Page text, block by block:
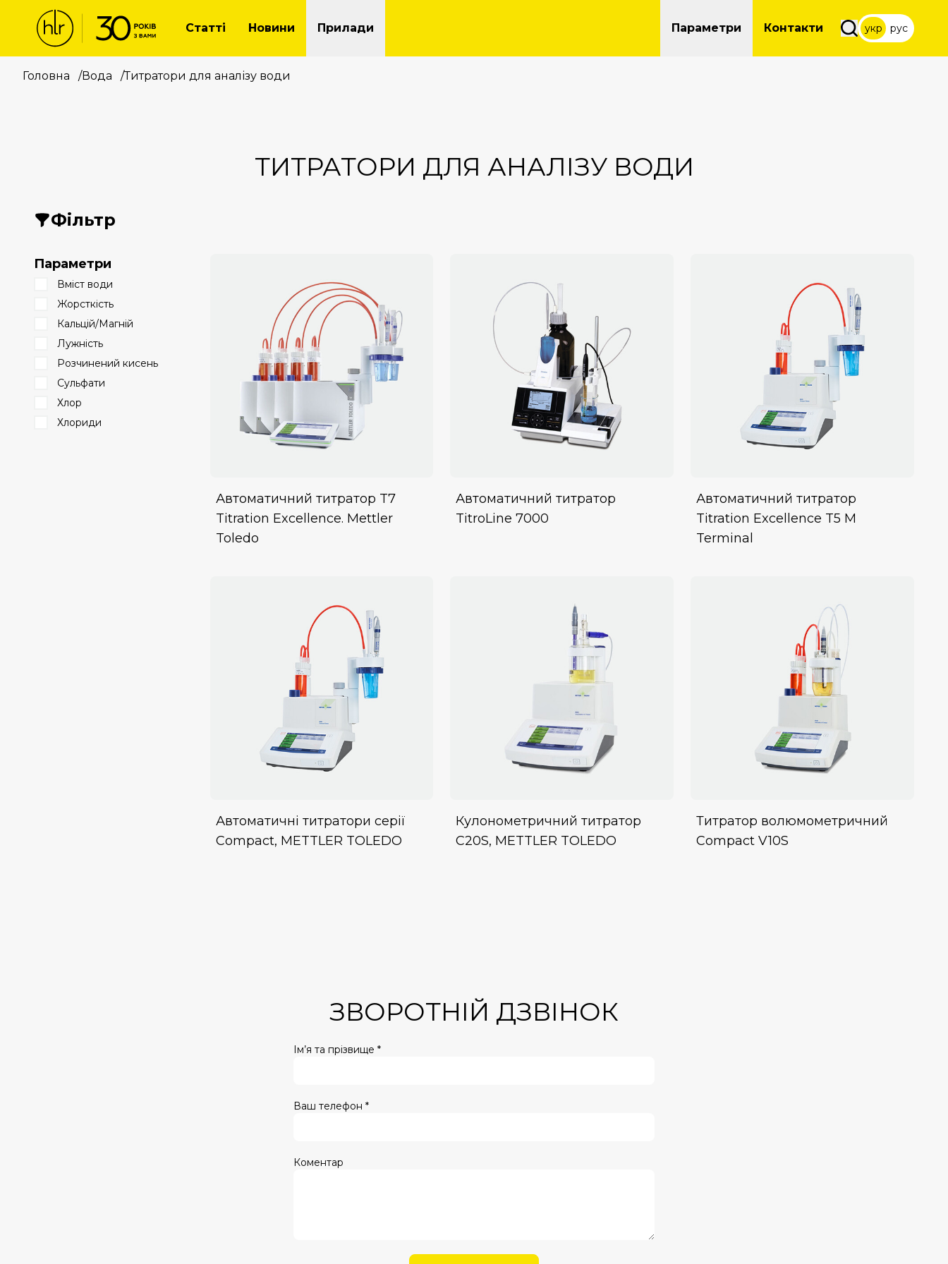
Статті Новини Прилади Параметри Контакти укр рус
Головна /Вода /Титратори для аналізу води
ТИТРАТОРИ ДЛЯ АНАЛІЗУ ВОДИ
Фільтр
Параметри
Вміст води
Жорсткість
Кальцій/Магній
Лужність
Розчинений кисень
Сульфати
Хлор
Хлориди
Автоматичний титратор T7
Titration Excellence. Mettler
Toledo
Автоматичний титратор
TitroLine 7000
Автоматичний титратор
Titration Excellence T5 M
Terminal
Автоматичні титратори серії
Compact, METTLER TOLEDO
Кулонометричний титратор
С20S, METTLER TOLEDO
Титратор волюмометричний
Compact V10S
ЗВОРОТНІЙ ДЗВІНОК
Ім’я та прізвище *
Ваш телефон *
Коментар